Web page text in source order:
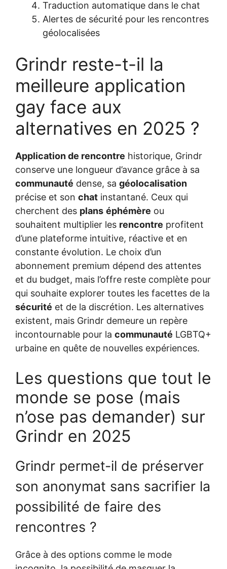
Traduction automatique dans le chat
Alertes de sécurité pour les rencontres
géolocalisées
Grindr reste-t-il la
meilleure application
gay face aux
alternatives en 2025 ?
Application de rencontre historique, Grindr
conserve une longueur d’avance grâce à sa
communauté dense, sa géolocalisation
précise et son chat instantané. Ceux qui
cherchent des plans éphémère ou
souhaitent multiplier les rencontre profitent
d’une plateforme intuitive, réactive et en
constante évolution. Le choix d’un
abonnement premium dépend des attentes
et du budget, mais l’offre reste complète pour
qui souhaite explorer toutes les facettes de la
sécurité et de la discrétion. Les alternatives
existent, mais Grindr demeure un repère
incontournable pour la communauté LGBTQ+
urbaine en quête de nouvelles expériences.
Les questions que tout le
monde se pose (mais
n’ose pas demander) sur
Grindr en 2025
Grindr permet-il de préserver
son anonymat sans sacrifier la
possibilité de faire des
rencontres ?
Grâce à des options comme le mode